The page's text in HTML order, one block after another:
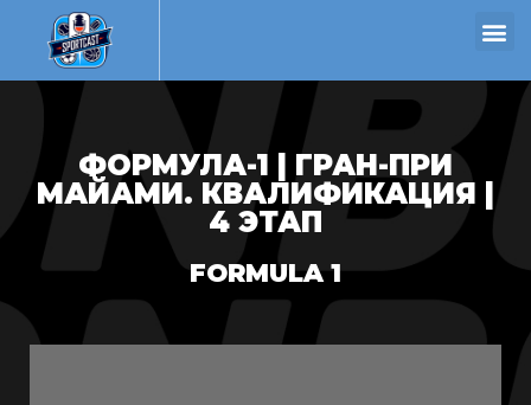
ФОРМУЛА-1 | ГРАН-ПРИ
МАЙАМИ. КВАЛИФИКАЦИЯ |
4 ЭТАП
FORMULA 1